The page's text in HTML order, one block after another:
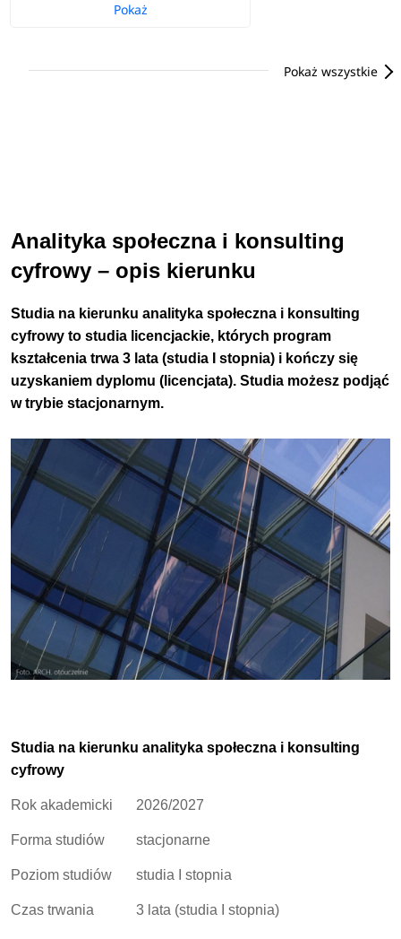
Pokaż
Pokaż wszystkie
Analityka społeczna i konsulting
cyfrowy – opis kierunku
Studia na kierunku analityka społeczna i konsulting
cyfrowy to studia licencjackie, których program
kształcenia trwa 3 lata (studia I stopnia) i kończy się
uzyskaniem dyplomu (licencjata). Studia możesz podjąć
w trybie stacjonarnym.
Studia na kierunku analityka społeczna i konsulting
cyfrowy
Rok akademicki 2026/2027
Forma studiów stacjonarne
Poziom studiów studia I stopnia
Czas trwania 3 lata (studia I stopnia)